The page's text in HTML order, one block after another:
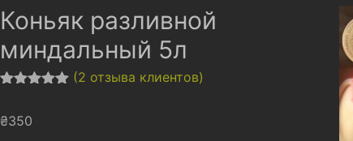
Коньяк разливной
миндальный 5л
на основе
(2 отзыва клиентов)
₴350